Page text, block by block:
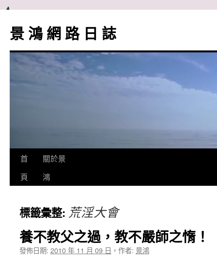
主
要
景 鴻 網 路 日 誌
首
頁
關於景
鴻
標籤彙整: 荒淫大會
養不教父之過，教不嚴師之惰！
發佈日期: 2010 年 11 月 09 日 ， 作者: 景鴻